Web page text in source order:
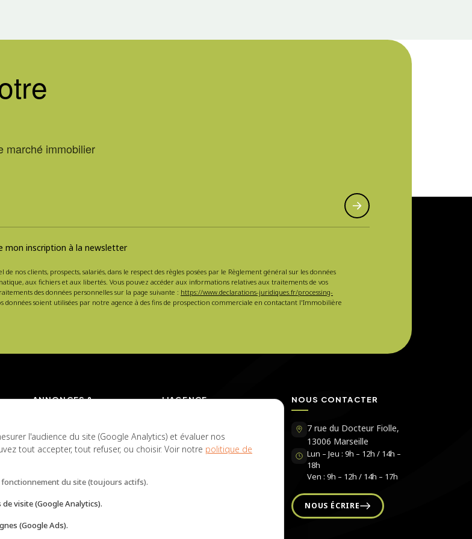
marché immobilier
mon inscription à la newsletter
nos clients, prospects, salariés, dans le respect des règles posées par le Règlement général sur les données
aux fichiers et aux libertés. Vous pouvez accéder aux informations relatives aux traitements de vos
des données personnelles sur la page suivante : https://www.declarations-juridiques.fr/processing-
données soient utilisées par notre agence à des fins de prospection commerciale en contactant l'Immobilière
ANNONCES &
Toutes nos annonces
Annonces en vente
vente
Estimation de loyer
L'AGENCE
Pujol
La team Pujol
NOUS CONTACTER
7 rue du Docteur Fiolle,
13006 Marseille
Lun – Jeu : 9h – 12h / 14h –
18h
Ven : 9h – 12h / 14h – 17h
NOUS ÉCRIRE
l'audience du site (Google Analytics) et évaluer nos
tout accepter, tout refuser, ou choisir. Voir notre politique de
du site (toujours actifs).
visite (Google Analytics).
(Google Ads).